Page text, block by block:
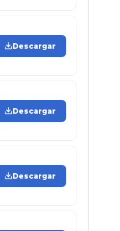
Descargar
Descargar
Descargar